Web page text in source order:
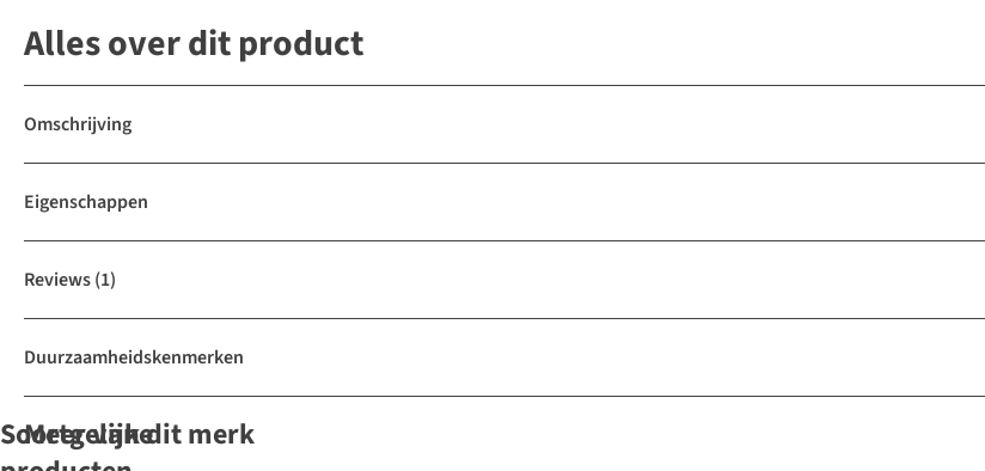
Alles over dit product
Omschrijving
Eigenschappen
Reviews(1)
Duurzaamheidskenmerken
Soortgelijke
Meer van dit merk